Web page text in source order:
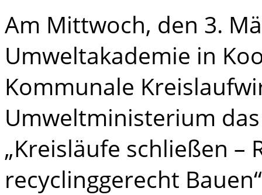
Am Mittwoch, den 3.
Umweltakademie in
Kommunale
Umweltministerium
„Kreisläufe schließen –
recyclinggerecht